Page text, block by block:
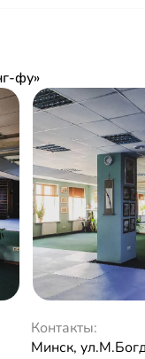
фу»
Контакты:
Минск,